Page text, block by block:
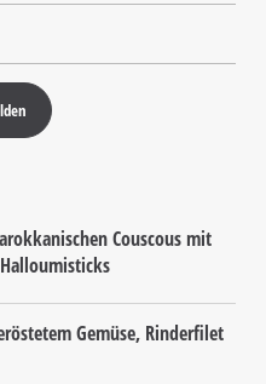
Couscous mit
Gemüse, Rinderfilet